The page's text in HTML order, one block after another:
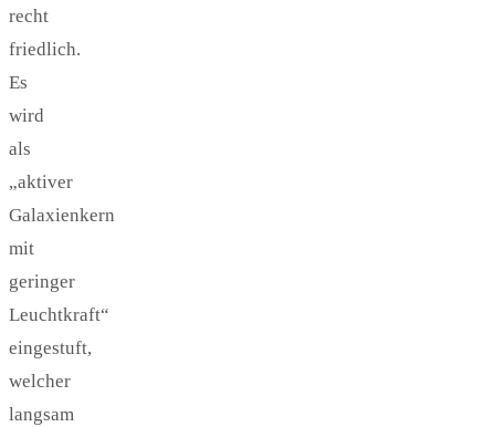
recht
friedlich.
Es
wird
als
„aktiver
Galaxienkern
mit
geringer
Leuchtkraft“
eingestuft,
welcher
langsam